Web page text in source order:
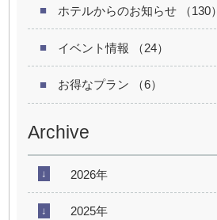
ホテルからのお知らせ （130）
イベント情報 （24）
お得なプラン （6）
Archive
2026年
2025年